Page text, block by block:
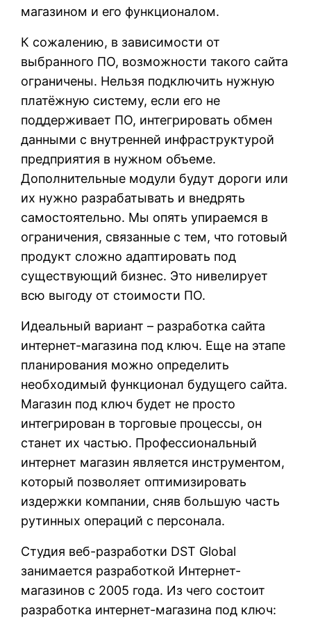
магазином и его функционалом.
К сожалению, в зависимости от
выбранного ПО, возможности такого сайта
ограничены. Нельзя подключить нужную
платёжную систему, если его не
поддерживает ПО, интегрировать обмен
данными с внутренней инфраструктурой
предприятия в нужном объеме.
Дополнительные модули будут дороги или
их нужно разрабатывать и внедрять
самостоятельно. Мы опять упираемся в
ограничения, связанные с тем, что готовый
продукт сложно адаптировать под
существующий бизнес. Это нивелирует
всю выгоду от стоимости ПО.
Идеальный вариант – разработка сайта
интернет-магазина под ключ. Еще на этапе
планирования можно определить
необходимый функционал будущего сайта.
Магазин под ключ будет не просто
интегрирован в торговые процессы, он
станет их частью. Профессиональный
интернет магазин является инструментом,
который позволяет оптимизировать
издержки компании, сняв большую часть
рутинных операций с персонала.
Студия веб-разработки DST Global
занимается разработкой Интернет-
магазинов с 2005 года. Из чего состоит
разработка интернет-магазина под ключ: